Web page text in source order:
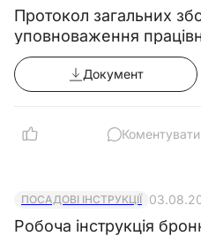
Протокол загальних
уповноваження
Документ
Коментувати
ПОСАДОВІ ІНСТРУКЦІЇ
Робоча інструкція